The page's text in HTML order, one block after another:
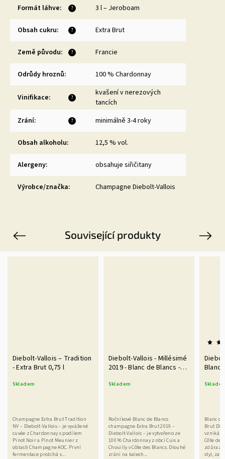
?
Formát láhve: 3 l – Jeroboam
?
Obsah cukru: Extra Brut
?
Země původu: Francie
Odrůdy hroznů: 100 % Chardonnay
?
Vinifikace:
kvašení v nerezových
tancích
?
Zrání: minimálně 3-4 roky
Obsah alkoholu: 12,5 % vol.
Alergeny: obsahuje siřičitany
Výrobce/značka: Champagne Diebolt-Vallois
Související produkty
Previous
Diebolt-Vallois – Tradition
- Extra Brut 0,75 l
Skladem
Champagne Extra Brut Tradition
NV – Diebolt-Vallois – je vyvážené
cuvée z Chardonnay s podílem
Pinot Noir a Pinot Meunier z
oblasti Champagne AOC. První
fermentace probíhá v...
Diebolt-Vallois - Millésimé
2019 - Blanc de Blancs -
Skladem
Ročníkové Blanc de Blancs
champagne Extra Brut 2019 –
Diebolt-Vallois – je vytvořeno ze
100 % Chardonnay z obcí Cuis a
Chouilly v Côte des Blancs. Dlouhé
zrání na kalech...
Blanc
Brut
vzniká
Côte
styl,
Next